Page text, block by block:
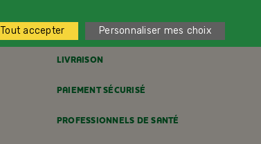
CONTACTEZ-NOUS
LIVRAISON
PAIEMENT SÉCURISÉ
PROFESSIONNELS DE SANTÉ
Tout accepter Personnaliser mes choix